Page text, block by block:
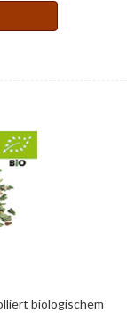
biologischem